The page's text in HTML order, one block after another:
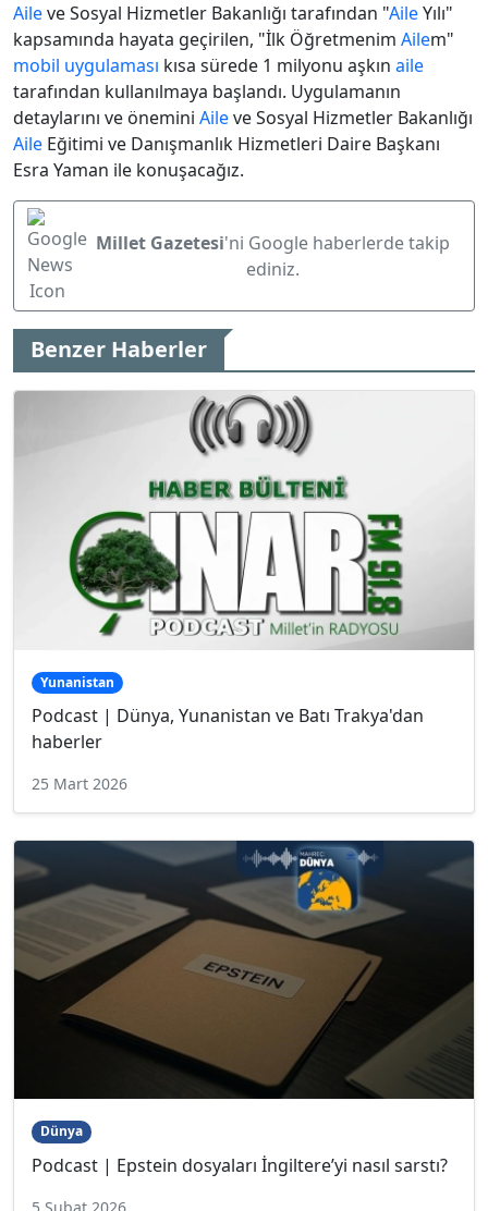
Aileve Sosyal Hizmetler Bakanlığı tarafından "AileYılı"
kapsamında hayata geçirilen, "İlk Öğretmenim Ailem"
mobil uygulaması kısa sürede 1 milyonu aşkın aile
tarafından kullanılmaya başlandı. Uygulamanın
detaylarını ve önemini Aileve Sosyal Hizmetler Bakanlığı
Aile Eğitimi ve Danışmanlık Hizmetleri Daire Başkanı
Esra Yaman ile konuşacağız.
Millet Gazetesi'ni Google haberlerde takip
ediniz.
Benzer Haberler
Yunanistan
Podcast | Dünya, Yunanistan ve Batı Trakya'dan
haberler
25 Mart 2026
Dünya
Podcast | Epstein dosyaları İngiltere’yi nasıl sarstı?
5 Şubat 2026